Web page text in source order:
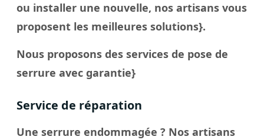
ou installer une nouvelle, nos artisans vous
proposent les meilleures solutions}.
Nous proposons des services de pose de
serrure avec garantie}
Service de réparation
Une serrure endommagée ? Nos artisans